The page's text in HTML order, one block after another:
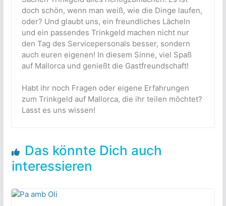
doch schön, wenn man weiß, wie die Dinge laufen,
oder? Und glaubt uns, ein freundliches Lächeln
und ein passendes Trinkgeld machen nicht nur
den Tag des Servicepersonals besser, sondern
auch euren eigenen! In diesem Sinne, viel Spaß
auf Mallorca und genießt die Gastfreundschaft!
Habt ihr noch Fragen oder eigene Erfahrungen
zum Trinkgeld auf Mallorca, die ihr teilen möchtet?
Lasst es uns wissen!
Das könnte Dich auch
interessieren